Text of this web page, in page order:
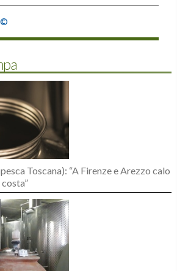
©
Toscana): “A Firenze e Arezzo calo